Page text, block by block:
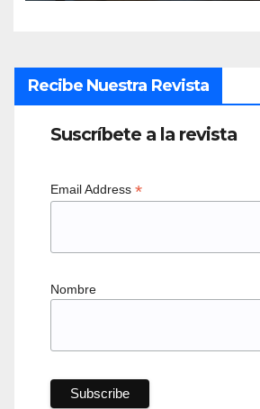
Recibe Nuestra Revista
Suscríbete a la revista
Email Address *
Nombre